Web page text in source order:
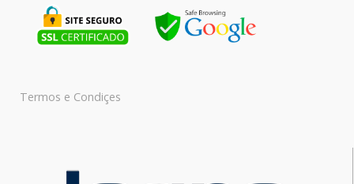
Termos e Condiçes